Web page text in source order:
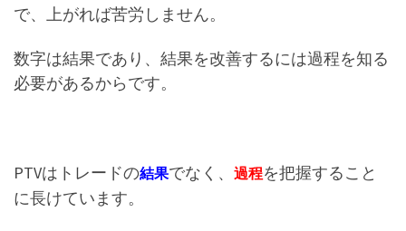
で、上がれば苦労しません。
数字は結果であり、結果を改善するには過程を知る
必要があるからです。
PTVはトレードの結果でなく、 過程を把握すること
に長けています。